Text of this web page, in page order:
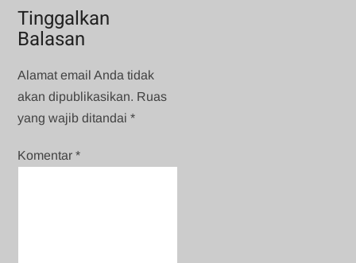
Tinggalkan
Balasan
Alamat email Anda tidak
akan dipublikasikan. Ruas
yang wajib ditandai*
Komentar*